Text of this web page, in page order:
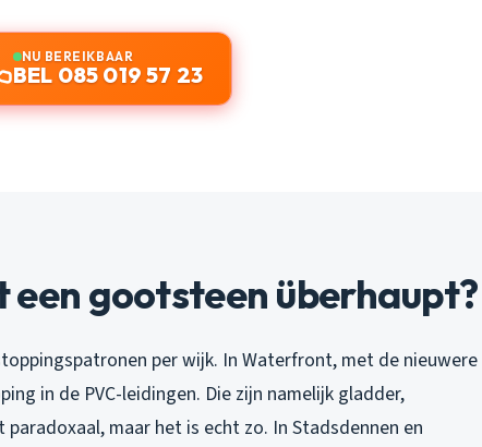
NU BEREIKBAAR
BEL 085 019 57 23
gootsteen überhaupt?
per wijk. In Waterfront, met de nieuwere
in de PVC-leidingen. Die zijn namelijk gladder,
maar het is echt zo. In Stadsdennen en